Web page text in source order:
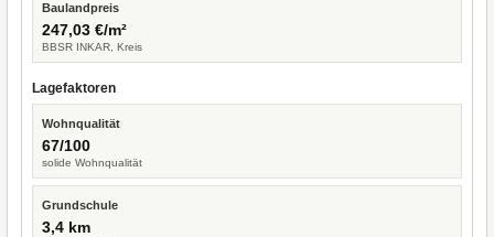
Baulandpreis
247,03 €/m²
BBSR INKAR, Kreis
Lagefaktoren
Wohnqualität
67/100
solide Wohnqualität
Grundschule
3,4 km